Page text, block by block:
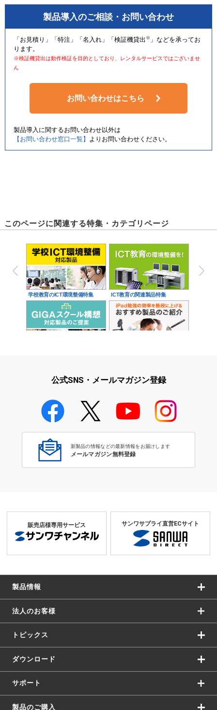
製品導入のご相談・お問い合わせ
「お見積り」「特注」「名入れ」「検証機貸出 ※ 」などを承ってお
ります。
※検証機貸出は動作検証を目的としており、レンタルサービスではございませ
ん
お問い合わせはこちら
製品導入に関するお問い合わせ以外は
【お問い合わせ窓口一覧】
よりお問い合わせください。
このページに関連する特集・カテゴリページ
学校教育のICT環境整備特集 ICT教育の関連製品特集
タブレット対応タッチペン
公式SNS・メールマガジン登録
新製品の情報などの最新情報をお届けします
メールマガジン無料登録
販売店様専用サービス サンワサプライ直営ECサイト
製品情報
法人のお客様
トピックス
ダウンロード
サポート
製品のご購入